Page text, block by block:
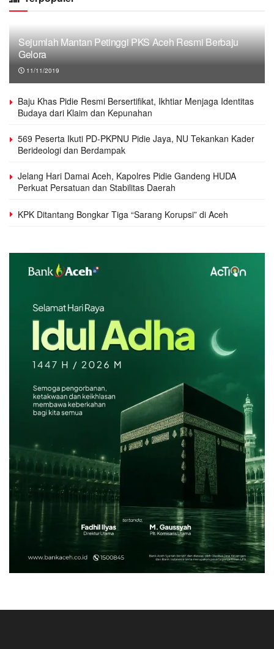
Sejumlah Mantan Petinggi PKS Aceh Resmi Berbaju
Gelora
11/11/2019
Baju Khas Pidie Resmi Bersertifikat, Ikhtiar Menjaga Identitas
Budaya dari Klaim dan Kepunahan
569 Peserta Ikuti PD-PKPNU Pidie Jaya, NU Tekankan Kader
Berideologi dan Berdampak
Jelang Hari Damai Aceh, Kapolres Pidie Gandeng HUDA
Perkuat Persatuan dan Stabilitas Daerah
KPK Ditantang Bongkar Tiga “Sarang Korupsi” di Aceh